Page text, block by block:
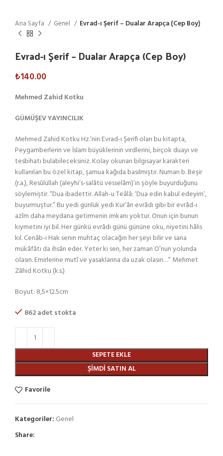
Ana Sayfa Genel Evrad-ı Şerif – Dualar Arapça (Cep Boy)
Evrad-ı Şerif – Dualar Arapça (Cep Boy)
₺140.00
Mehmed Zahid Kotku
GÜMÜŞEV YAYINCILIK
Mehmed Zahid Kotku Hz.’nin Evrad-ı Şerifi olan bu kitapta,
Peygamberlerin ve İslam büyüklerinin virdlerini, birçok duayı ve
tesbihatı bulabileceksiniz. Kolay okunan bilgisayar karakteri
kullanılan bu özel kitap, şamua kağıda basılmıştır. Numan b. Beşir
(r.a.), Resûlüllah (aleyhi’s-salâtü vesselâm)’ın şöyle buyurduğunu
söylemiştir. “Dua ibadettir. Allah-u Teâlâ: ‘Dua edin kabul edeyim’,
buyurmuştur.” Bu yedi günlük yedi Kur’ân evrâdı gibi bir evrâd-ı
azîm daha meydana getirmenin imkanı yoktur. Onun için bunun
kıymetini iyi bil. Her günkü evrâdı günü gününe oku, niyetini hâlis
kıl. Cenâb-ı Hak senin muhtaç olacağın her şeyi bilir ve sana
mükâfâtı da ihsân eder. Yeter ki sen, her zaman O’nun yolunda
olasın. Emirlerine mutî ve yasaklarına da uzak olasın…” Mehmet
Zâhid Kotku (k.s.)
Boyut: 8,5×12.5cm
862 adet stokta
SEPETE EKLE
ŞIMDI SATIN AL
Favorile
Kategoriler: Genel
Share: